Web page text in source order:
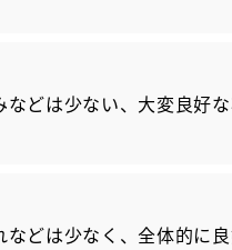
どは少ない、大変良好な
などは少なく、全体的に良